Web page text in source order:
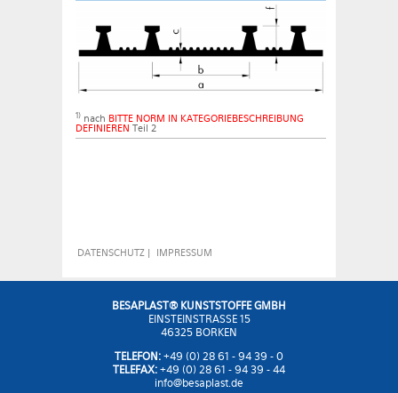
1) nach BITTE NORM IN KATEGORIEBESCHREIBUNG
DEFINIEREN Teil 2
DATENSCHUTZ| IMPRESSUM
BESAPLAST® KUNSTSTOFFE GMBH
EINSTEINSTRASSE 15
46325 BORKEN
TELEFON: +49 (0) 28 61 - 94 39 - 0
TELEFAX: +49 (0) 28 61 - 94 39 - 44
info@besaplast.de